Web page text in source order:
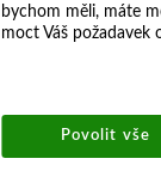
bychom měli, máte
moct Váš požadavek
Povolit vše